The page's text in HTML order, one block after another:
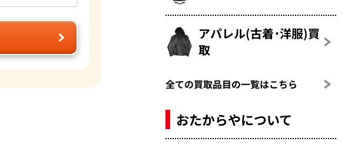
アパレル(古着･洋服)買
取
全ての買取品目の一覧はこちら
おたからやについて